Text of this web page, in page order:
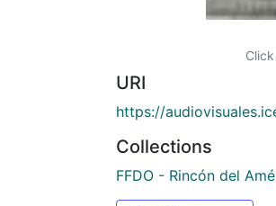
URI
https://
Collections
FFDO - Rincón del